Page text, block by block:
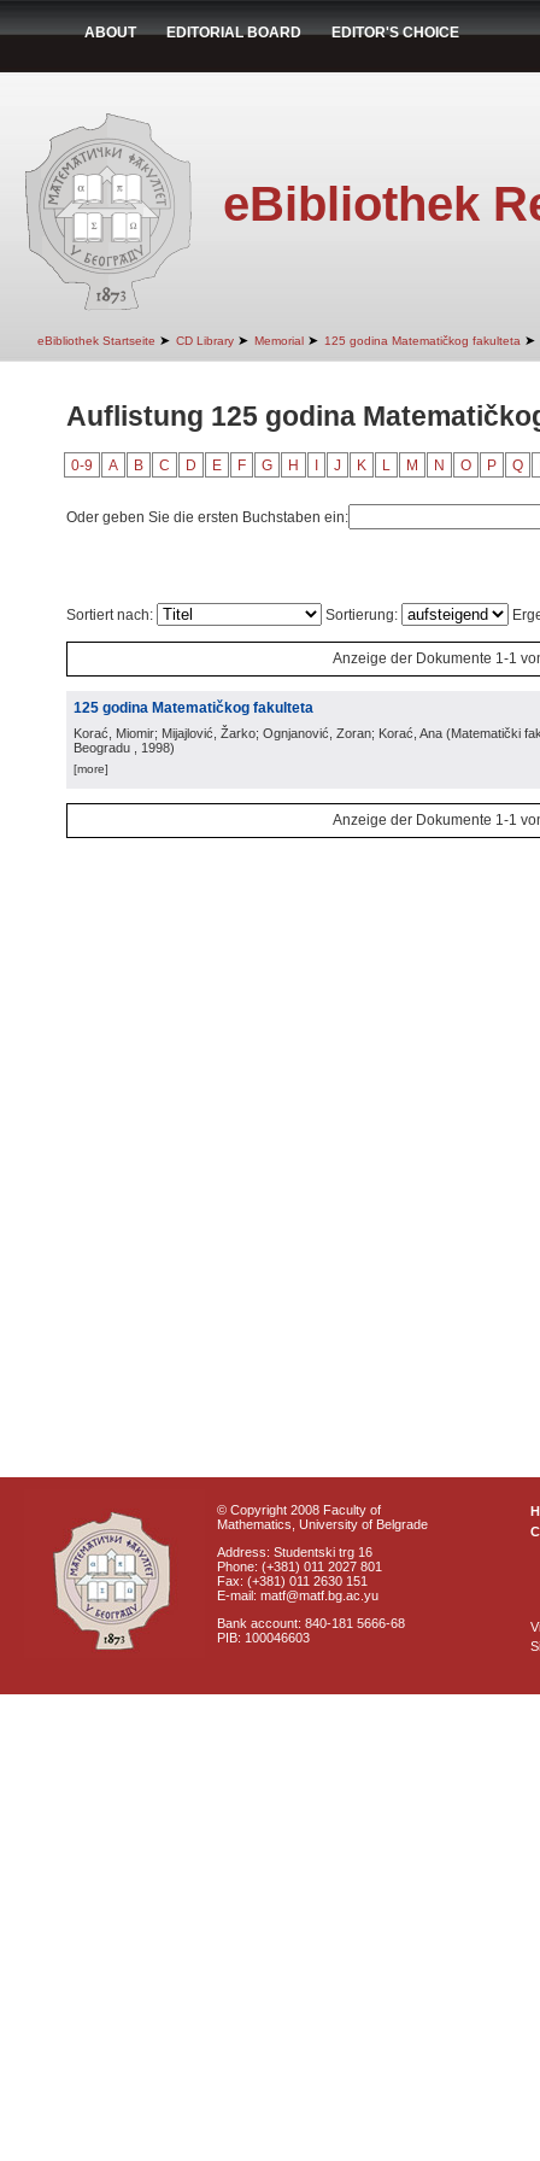
ABOUT EDITORIAL BOARD EDITOR'S CHOICE
eBibliothek
eBibliothek Startseite ➤ CD Library ➤ Memorial ➤ 125 godina Matematičkog fakulteta ➤
Auflistung 125 godina
0-9 A B C D E F G H J K L M N O P Q
Oder geben Sie die ersten Buchstaben ein:
Sortiert nach: Sortierung:
Anzeige der Dokumente 1-1
125 godina Matematičkog fakulteta
Korać, Miomir; Mijajlović, Žarko; Ognjanović, Zoran; Korać, Ana (Matematički
Beogradu
, 1998)
[more]
Anzeige der Dokumente 1-1
© Copyright 2008 Faculty of
Mathematics, University of Belgrade
Address: Studentski trg 16
Phone: (+381) 011 2027 801
Fax: (+381) 011 2630 151
E-mail: matf@matf.bg.ac.yu
Bank account: 840-181 5666-68
PIB: 100046603